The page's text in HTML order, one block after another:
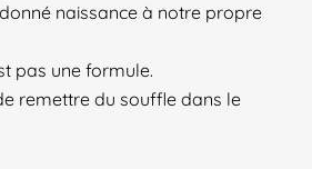
naissance à notre propre
pas une formule.
remettre du souffle dans le